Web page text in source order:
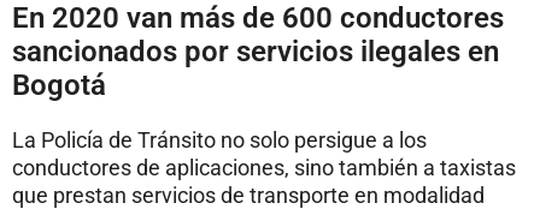
En 2020 van más de 600 conductores
sancionados por servicios ilegales en
Bogotá
La Policía de Tránsito no solo persigue a los
conductores de aplicaciones, sino también a taxistas
que prestan servicios de transporte en modalidad